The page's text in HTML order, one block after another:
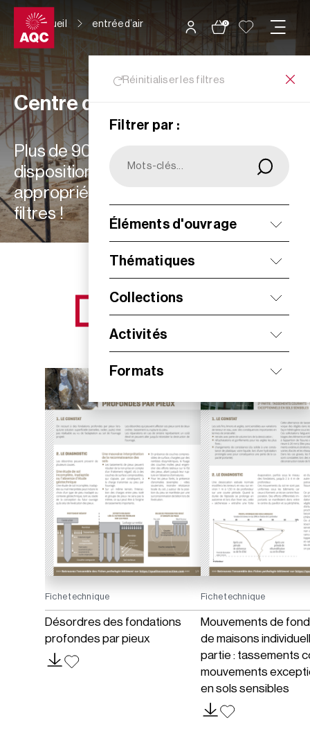
Panneau de gestion des cookies
0
Accueil entrée d’air
Réinitialiser les filtres
Filtrer par :
Éléments d'ouvrage
Thématiques
Collections
Activités
Formats
Centre de ressources
Plus de 900 ressources à votre
disposition : choisissez les plus
appropriées à vos besoins grâce aux
filtres !
NOS NOUVEAUTÉS
Fiche technique
Désordres des fondations
profondes par pieux
Fiche technique
Mouvements de
de maisons
partie : tassements
mouvements
en sols sensibles